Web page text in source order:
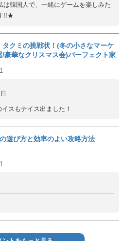
は韓国人で、一緒にゲームを楽しみた
!!★
クミの挑戦状！(冬の小さなマーケ
/豪華なクリスマス会)パーフェクト家
！【ハッピーホームアカデミー】
1
スもナイス出ました！
遊び方と効率のよい攻略方法
1